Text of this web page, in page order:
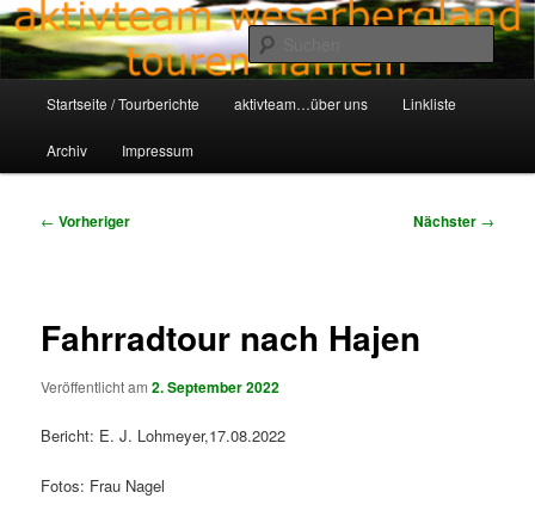
Zum
primären
Inhalt
springenawt-hameln.de
Aktivteam-Weserbergland-Touren-Hameln
Startseite / Tourberichte aktivteam…über uns Linkliste
Archiv Impressum
Beitragsnavigation
← Vorheriger Nächster →
Fahrradtour nach Hajen
Veröffentlicht am2. September 2022
Bericht: E. J. Lohmeyer,17.08.2022
Fotos: Frau Nagel